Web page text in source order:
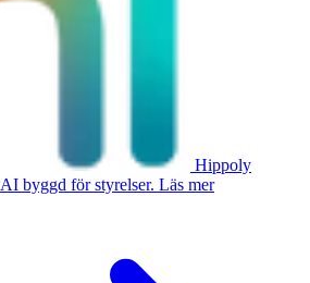
Hippoly
AI byggd för styrelser. Läs mer